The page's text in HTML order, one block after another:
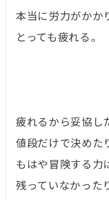
本当に労力がかか
とっても疲れる。
疲れるから妥協し
値段だけで決めた
もはや冒険する力
残っていなかった